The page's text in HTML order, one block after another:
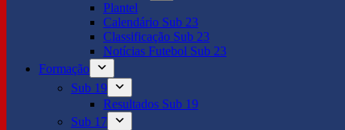
Plantel
Calendário Sub 23
Classificação Sub 23
Notícias Futebol Sub 23
Formação
Sub 19
Resultados Sub 19
Sub 17